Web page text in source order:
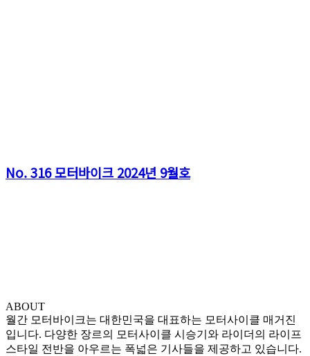
No. 316 모터바이크 2024년 9월호
ABOUT
월간 모터바이크는 대한민국을 대표하는 모터사이클 매거진
입니다. 다양한 장르의 모터사이클 시승기와 라이더의 라이프
스타일 전반을 아우르는 폭넓은 기사들을 제공하고 있습니다.